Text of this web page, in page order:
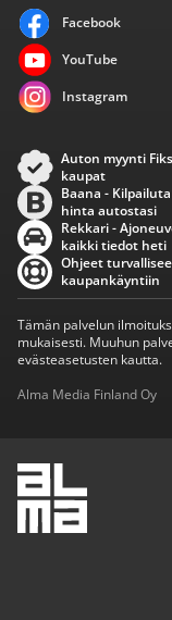
Facebook
YouTube
Instagram
Auton myynti
kaupat
Baana -
hinta autostasi
Rekkari -
kaikki tiedot heti
Ohjeet
kaupankäyntiin
Tämän palvelun
mukaisesti. Muuhun
evästeasetusten kautta.
Alma Media Finland Oy